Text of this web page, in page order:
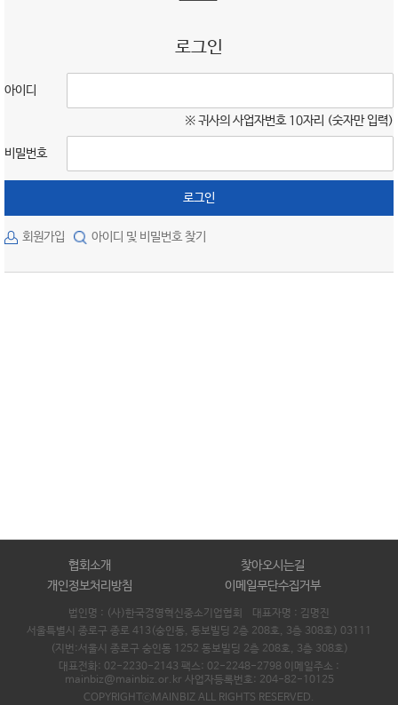
로그인
아이디
※ 귀사의 사업자번호 10자리 (숫자만 입력)
비밀번호
로그인
회원가입 아이디 및 비밀번호 찾기
협회소개
찾아오시는길
개인정보처리방침
이메일무단수집거부
법인명 : (사)한국경영혁신중소기업협회 대표자명 : 김명진
서울특별시 종로구 종로 413(숭인동, 동보빌딩 2층 208호, 3층 308호) 03111
(지번:서울시 종로구 숭인동 1252 동보빌딩 2층 208호, 3층 308호)
대표전화: 02-2230-2143 팩스: 02-2248-2798 이메일주소 :
mainbiz@mainbiz.or.kr 사업자등록번호: 204-82-10125
COPYRIGHTⓒMAINBIZ ALL RIGHTS RESERVED.